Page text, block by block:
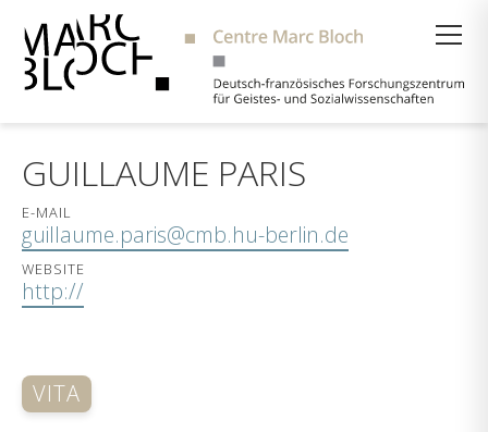
GUILLAUME PARIS
E-MAIL
guillaume.paris@cmb.hu-berlin.de
WEBSITE
http://
VITA